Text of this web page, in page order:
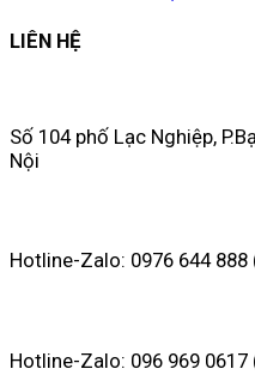
LIÊN HỆ
Số 104 phố Lạc Nghiệp,
Nội
Hotline-Zalo: 0976 644 888
Hotline-Zalo: 096 969 0617